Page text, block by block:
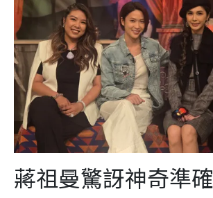
蔣祖曼驚訝神奇準確